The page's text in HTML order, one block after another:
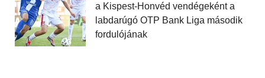
a Kispest-Honvéd vendégeként a
labdarúgó OTP Bank Liga második
fordulójának